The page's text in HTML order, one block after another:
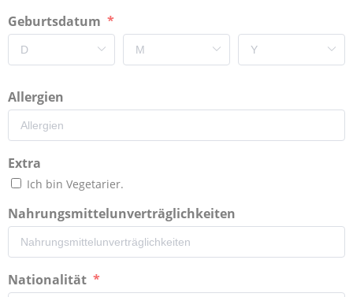
Geburtsdatum
Allergien
Extra
Ich bin Vegetarier.
Nahrungsmittelunverträglichkeiten
Nationalität